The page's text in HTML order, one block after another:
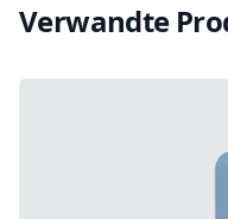
Verwandte